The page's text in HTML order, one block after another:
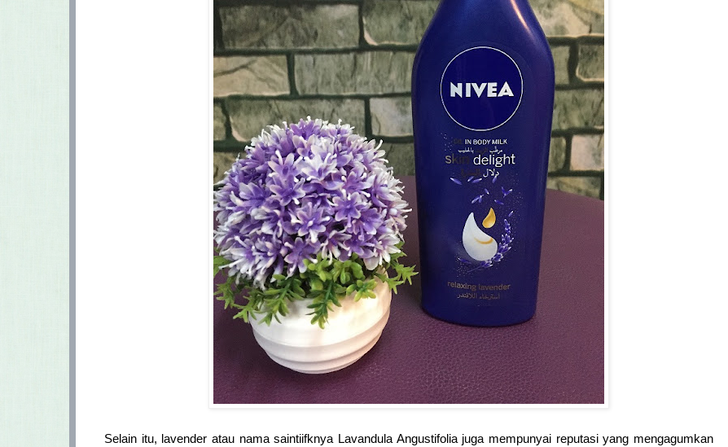
Selain itu, lavender atau nama saintiifknya Lavandula Angustifolia juga mempunyai reputasi yang mengagumkan